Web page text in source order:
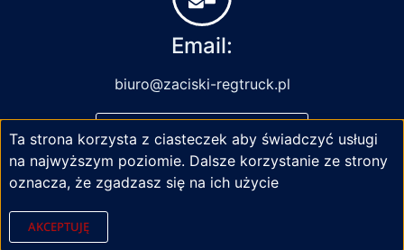
Email:
biuro@zaciski-regtruck.pl
NAPISZ DO NAS
Ta strona korzysta z ciasteczek aby świadczyć usługi
na najwyższym poziomie. Dalsze korzystanie ze strony
oznacza, że zgadzasz się na ich użycie
AKCEPTUJĘ